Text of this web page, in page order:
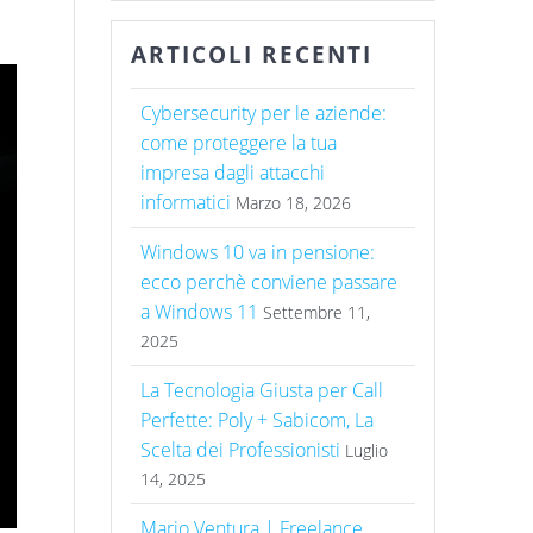
ARTICOLI RECENTI
Cybersecurity per le aziende:
come proteggere la tua
impresa dagli attacchi
informatici Marzo 18, 2026
Windows 10 va in pensione:
ecco perchè conviene passare
a Windows 11 Settembre 11,
2025
La Tecnologia Giusta per Call
Perfette: Poly + Sabicom, La
Scelta dei Professionisti Luglio
14, 2025